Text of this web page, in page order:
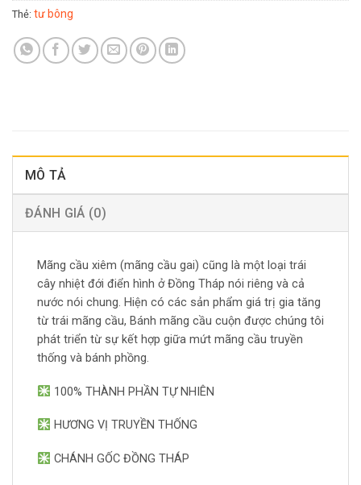
Thẻ: tư bông
MÔ TẢ
ĐÁNH GIÁ (0)
Mãng cầu xiêm (mãng cầu gai) cũng là một loại trái
cây nhiệt đới điển hình ở Đồng Tháp nói riêng và cả
nước nói chung. Hiện có các sản phẩm giá trị gia tăng
từ trái mãng cầu, Bánh mãng cầu cuộn được chúng tôi
phát triển từ sự kết hợp giữa mứt mãng cầu truyền
thống và bánh phồng.
100% THÀNH PHẦN TỰ NHIÊN
HƯƠNG VỊ TRUYỀN THỐNG
CHÁNH GỐC ĐỒNG THÁP